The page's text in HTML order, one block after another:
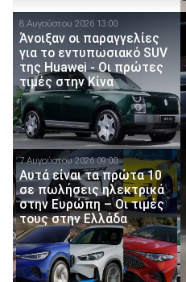
8 Αυγούστου 2026 13:00
Άνοιξαν οι παραγγελίες
για το εντυπωσιακό SUV
της Huawei - Οι πρώτες
τιμές στην Κίνα
7 Αυγούστου 2026 09:00
Αυτά είναι τα πρώτα 10
σε πωλήσεις ηλεκτρικά
στην Ευρώπη – Οι τιμές
τους στην Ελλάδα